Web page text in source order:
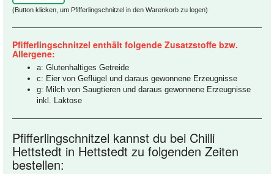
(Button klicken, um Pfifferlingschnitzel in den Warenkorb zu legen)
Pfifferlingschnitzel enthält folgende Zusatzstoffe bzw.
Allergene:
a: Glutenhaltiges Getreide
c: Eier von Geflügel und daraus gewonnene Erzeugnisse
g: Milch von Saugtieren und daraus gewonnene Erzeugnisse
inkl. Laktose
Pfifferlingschnitzel kannst du bei Chilli
Hettstedt in Hettstedt zu folgenden Zeiten
bestellen: